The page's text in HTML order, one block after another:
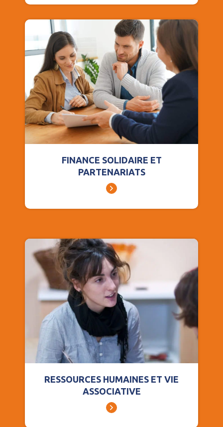
FINANCE SOLIDAIRE ET
PARTENARIATS
RESSOURCES HUMAINES ET VIE
ASSOCIATIVE